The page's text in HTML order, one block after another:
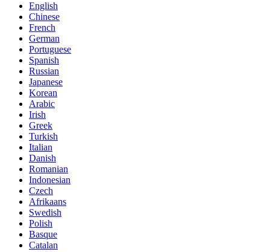
English
Chinese
French
German
Portuguese
Spanish
Russian
Japanese
Korean
Arabic
Irish
Greek
Turkish
Italian
Danish
Romanian
Indonesian
Czech
Afrikaans
Swedish
Polish
Basque
Catalan